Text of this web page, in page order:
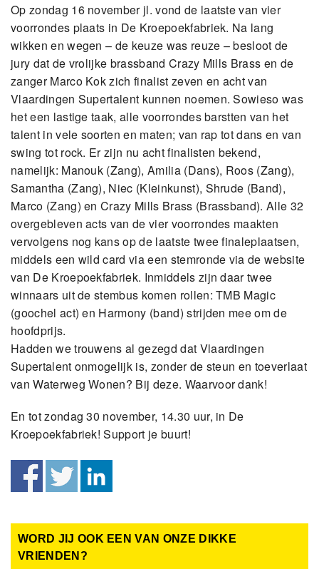
Op zondag 16 november jl. vond de laatste van vier
voorrondes plaats in De Kroepoekfabriek. Na lang
wikken en wegen – de keuze was reuze – besloot de
jury dat de vrolijke brassband Crazy Mills Brass en de
zanger Marco Kok zich finalist zeven en acht van
Vlaardingen Supertalent kunnen noemen. Sowieso was
het een lastige taak, alle voorrondes barstten van het
talent in vele soorten en maten; van rap tot dans en van
swing tot rock. Er zijn nu acht finalisten bekend,
namelijk: Manouk (Zang), Amilia (Dans), Roos (Zang),
Samantha (Zang), Niec (Kleinkunst), Shrude (Band),
Marco (Zang) en Crazy Mills Brass (Brassband). Alle 32
overgebleven acts van de vier voorrondes maakten
vervolgens nog kans op de laatste twee finaleplaatsen,
middels een wild card via een stemronde via de website
van De Kroepoekfabriek. Inmiddels zijn daar twee
winnaars uit de stembus komen rollen: TMB Magic
(goochel act) en Harmony (band) strijden mee om de
hoofdprijs.
Hadden we trouwens al gezegd dat Vlaardingen
Supertalent onmogelijk is, zonder de steun en toeverlaat
van Waterweg Wonen? Bij deze. Waarvoor dank!
En tot zondag 30 november, 14.30 uur, in De
Kroepoekfabriek! Support je buurt!
WORD JIJ OOK EEN VAN ONZE DIKKE
VRIENDEN?